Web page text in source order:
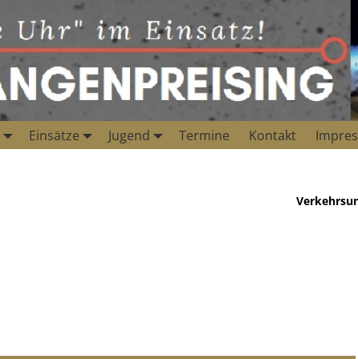
Einsätze Jugend Termine Kontakt